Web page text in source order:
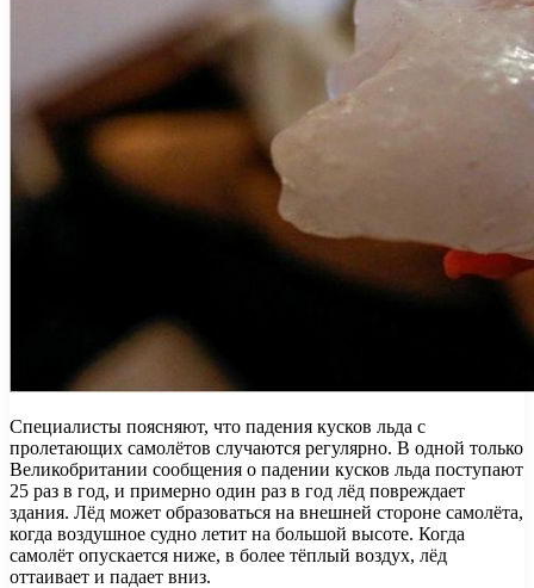
Специалисты поясняют, что падения кусков льда с
пролетающих самолётов случаются регулярно. В одной только
Великобритании сообщения о падении кусков льда поступают
25 раз в год, и примерно один раз в год лёд повреждает
здания. Лёд может образоваться на внешней стороне самолёта,
когда воздушное судно летит на большой высоте. Когда
самолёт опускается ниже, в более тёплый воздух, лёд
оттаивает и падает вниз.